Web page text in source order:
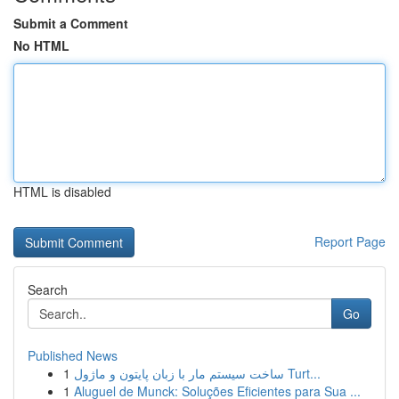
Submit a Comment
No HTML
HTML is disabled
Report Page
Search
Go
Published News
1
ساخت سیستم مار با زبان پایتون و ماژول Turt...
1 Aluguel de Munck: Soluções Eficientes para Sua ...